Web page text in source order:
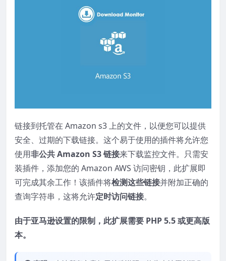
链接到托管在 Amazon s3 上的文件，以便您可以提供
安全、过期的下载链接。这个易于使用的插件将允许您
使用非公共 Amazon S3 链接来下载监控文件。只需安
装插件，添加您的 Amazon AWS 访问密钥，此扩展即
可完成其余工作！该插件将检测这些链接并附加正确的
查询字符串，这将允许定时访问链接。
由于亚马逊设置的限制，此扩展需要 PHP 5.5 或更高版
本。